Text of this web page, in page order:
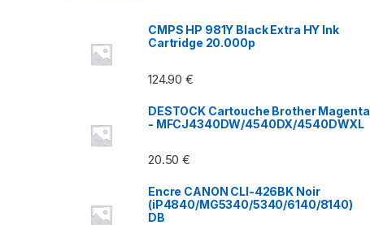
CMPS HP 981Y Black Extra HY Ink
Cartridge 20.000p
124.90€
DESTOCK Cartouche Brother Magenta
- MFCJ4340DW/4540DX/4540DWXL
20.50€
Encre CANON CLI-426BK Noir
(iP4840/MG5340/5340/6140/8140)
DB